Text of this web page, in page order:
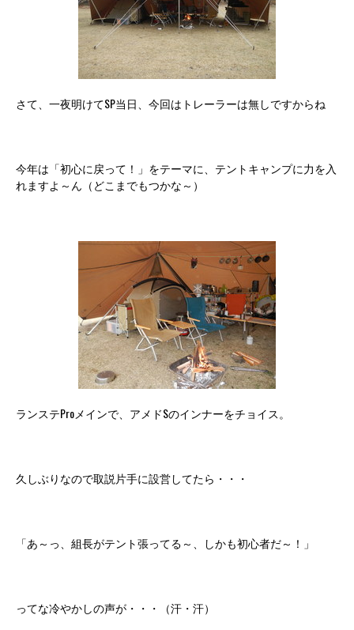
さて、一夜明けてSP当日、今回はトレーラーは無しですからね
今年は「初心に戻って！」をテーマに、テントキャンプに力を入
れますよ～ん（どこまでもつかな～）
ランステProメインで、アメドSのインナーをチョイス。
久しぶりなので取説片手に設営してたら・・・
「あ～っ、組長がテント張ってる～、しかも初心者だ～！」
ってな冷やかしの声が・・・（汗・汗）